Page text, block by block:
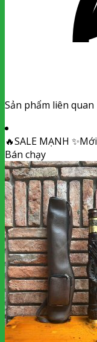
Sản phẩm liên quan
🔥SALE MẠNH ✨Mới
Bán chạy